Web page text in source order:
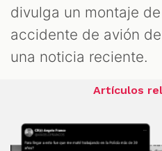
divulga un montaje
accidente de avión
una noticia reciente.
Artículos